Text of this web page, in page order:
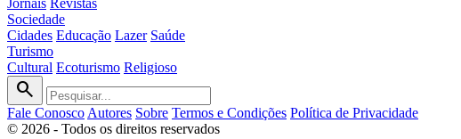
Jornais Revistas
Sociedade
Cidades Educação Lazer Saúde
Turismo
Cultural Ecoturismo Religioso
search
Fale Conosco Autores Sobre Termos e Condições Política de Privacidade
© 2026 - Todos os direitos reservados